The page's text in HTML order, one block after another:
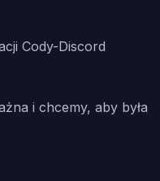
Cody-Discord
i chcemy, aby była